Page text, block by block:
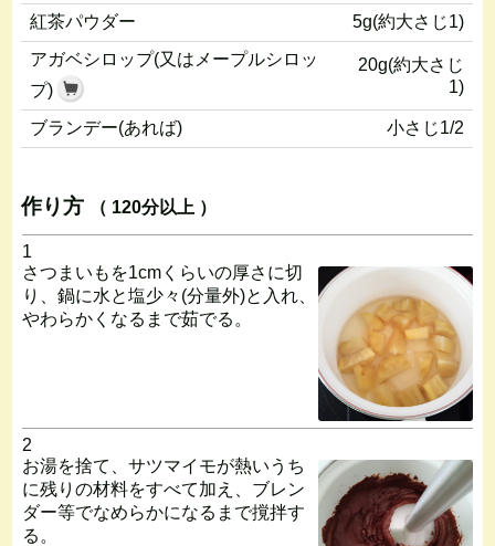
紅茶パウダー
5g(約大さじ1)
アガベシロップ(又はメープルシロッ
プ)
20g(約大さじ
1)
ブランデー(あれば) 小さじ1/2
作り方 （ 120分以上 ）
1
さつまいもを1cmくらいの厚さに切
り、鍋に水と塩少々(分量外)と入れ、
やわらかくなるまで茹でる。
2
お湯を捨て、サツマイモが熱いうち
に残りの材料をすべて加え、ブレン
ダー等でなめらかになるまで撹拌す
る。